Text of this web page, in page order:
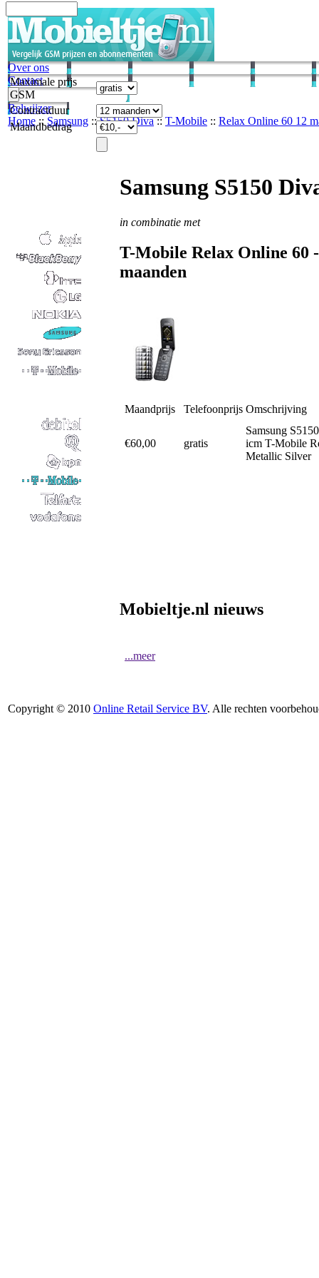
Over ons
Contact
Belwijzer
Home :: Samsung ::S5150 Diva:: T-Mobile :: Relax Online 60 12
Maximale prijs
GSM
Contractduur
Maandbedrag
Samsung S5150
in combinatie met
T-Mobile Relax Online 60
maanden
Maandprijs Telefoonprijs Omschrijving
€60,00 gratis
Samsung
icm T-Mobile
Metallic Silver
Mobieltje.nl nieuws
...meer
Copyright © 2010 Online Retail Service BV. Alle rechten